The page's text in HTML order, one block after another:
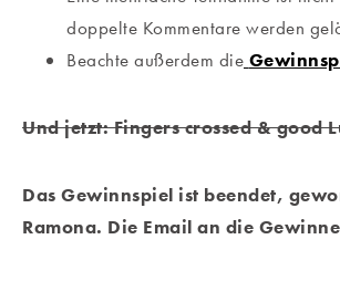
doppelte Kommentare werden
Beachte außerdem die
Und jetzt: Fingers crossed & good
Das Gewinnspiel ist beendet,
Ramona. Die Email an die